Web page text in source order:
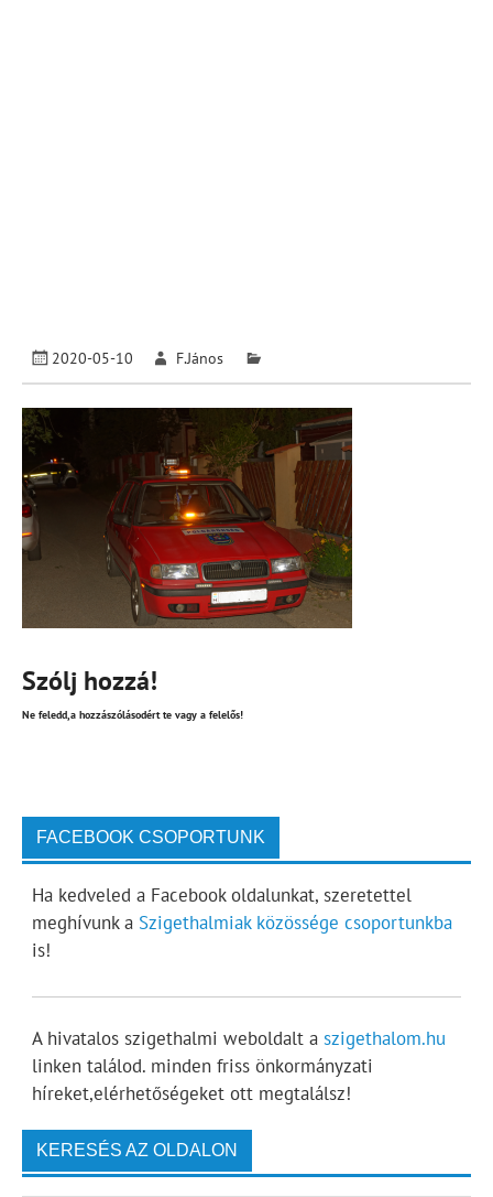
2020-05-10 F.János
Szólj hozzá!
Ne feledd,a hozzászólásodért te vagy a felelős!
FACEBOOK CSOPORTUNK
Ha kedveled a Facebook oldalunkat, szeretettel
meghívunk a Szigethalmiak közössége csoportunkba
is!
A hivatalos szigethalmi weboldalt a szigethalom.hu
linken találod. minden friss önkormányzati
híreket,elérhetőségeket ott megtalálsz!
KERESÉS AZ OLDALON